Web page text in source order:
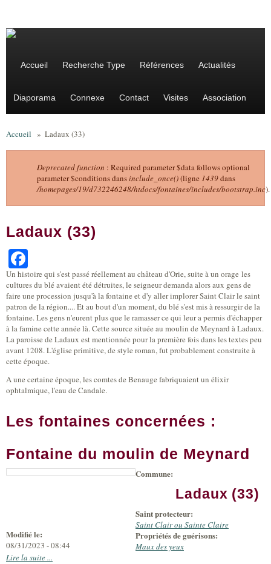
Accueil Recherche Type Références Actualités
Diaporama Connexe Contact Visites Association
Accueil » Ladaux (33)
Message d'erreur
Deprecated function : Required parameter $data follows optional
parameter $conditions dansinclude_once()(ligne 1439dans
/homepages/19/d732246248/htdocs/fontaines/includes/bootstrap.inc).
Ladaux (33)
Un histoire qui s'est passé réellement au château d'Orie, suite à un orage les
cultures du blé avaient été détruites, le seigneur demanda alors aux gens de
faire une procession jusqu'à la fontaine et d'y aller implorer Saint Clair le saint
patron de la région.... Et au bout d'un moment, du blé s'est mis à ressurgir de la
fontaine. Les gens n'eurent plus que le ramasser ce qui leur a permis d'échapper
à la famine cette année là. Cette source située au moulin de Meynard à Ladaux.
La paroisse de Ladaux est mentionnée pour la première fois dans les textes peu
avant 1208. L'église primitive, de style roman, fut probablement construite à
cette époque.
A une certaine époque, les comtes de Benauge fabriquaient un élixir
ophtalmique, l'eau de Candale.
Les fontaines concernées :
Fontaine du moulin de Meynard
Leaflet|
suppliers
Modifié le:
08/31/2023 - 08:44
Commune:
Ladaux (33)
Saint protecteur:
Saint Clair ou Sainte Claire
Propriétés de guérisons:
Maux des yeux
Lire la suite ...